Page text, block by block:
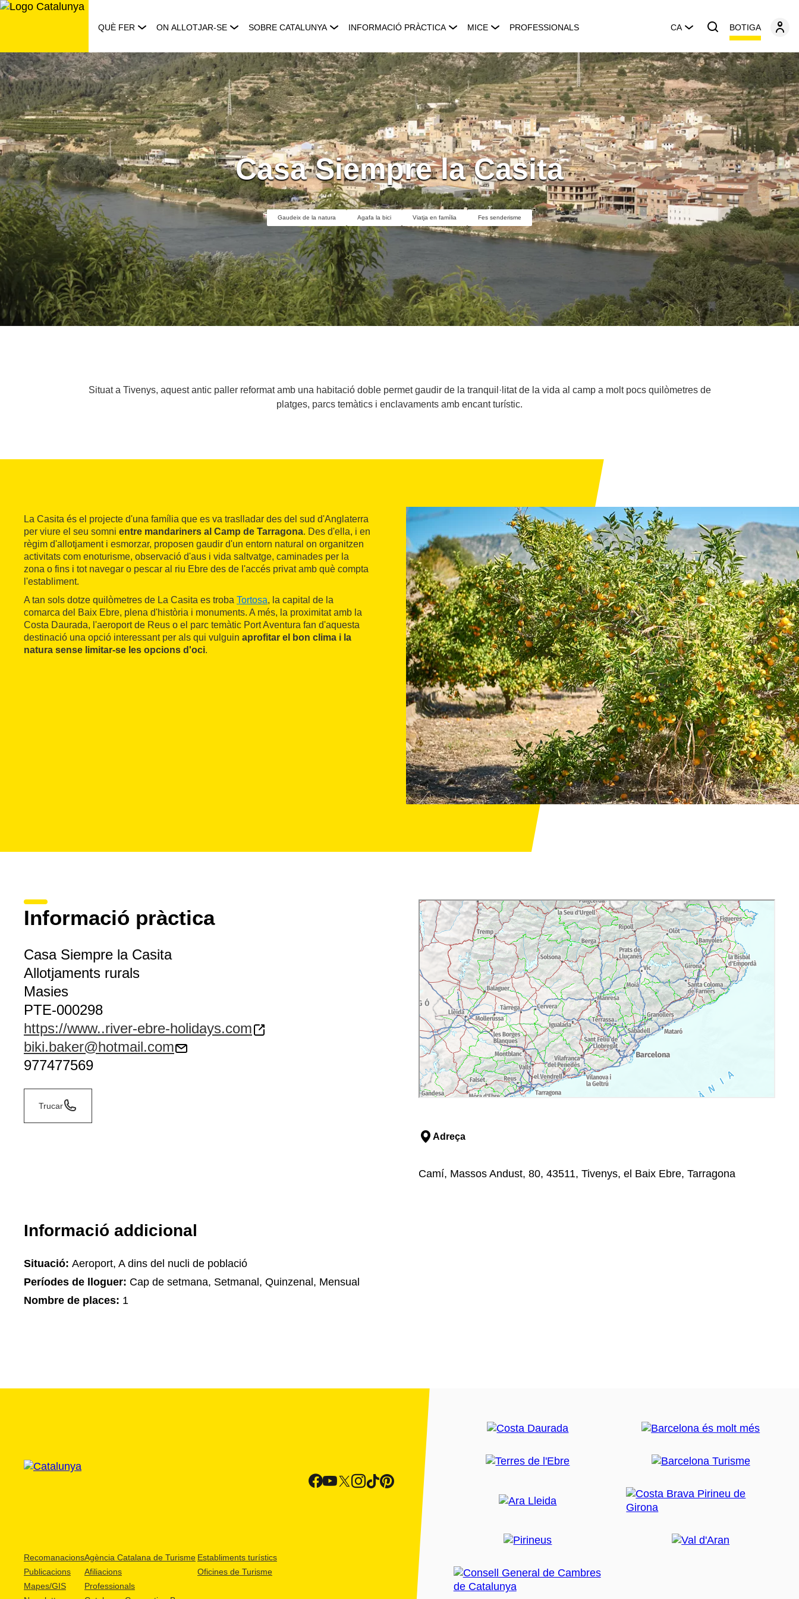
Saltar
QUÈ FER ON ALLOTJAR-SE SOBRE CATALUNYA INFORMACIÓ PRÀCTICA MICE PROFESSIONALS CA BOTIGA
Casa Siempre la Casita
Gaudeix de la natura Agafa la bici Viatja en família Fes senderisme
Situat a Tivenys, aquest antic paller reformat amb una habitació doble permet gaudir de la tranquil·litat de la vida al camp a molt pocs quilòmetres de
platges, parcs temàtics i enclavaments amb encant turístic.
La Casita és el projecte d'una família que es va traslladar des del sud d'Anglaterra
per viure el seu somni entre mandariners al Camp de Tarragona. Des d'ella, i en
règim d'allotjament i esmorzar, proposen gaudir d'un entorn natural on organitzen
activitats com enoturisme, observació d'aus i vida saltvatge, caminades per la
zona o fins i tot navegar o pescar al riu Ebre des de l'accés privat amb què compta
l'establiment.
A tan sols dotze quilòmetres de La Casita es troba Tortosa, la capital de la
comarca del Baix Ebre, plena d'història i monuments. A més, la proximitat amb la
Costa Daurada, l'aeroport de Reus o el parc temàtic Port Aventura fan d'aquesta
destinació una opció interessant per als qui vulguin aprofitar el bon clima i la
natura sense limitar-se les opcions d'oci.
Informació pràctica
Casa Siempre la Casita
Allotjaments rurals
Masies
PTE-000298
https://www..river-ebre-holidays.com
biki.baker@hotmail.com
977477569
Trucar
Adreça
Camí, Massos Andust, 80, 43511, Tivenys, el Baix Ebre, Tarragona
Informació addicional
Situació: Aeroport, A dins del nucli de població
Períodes de lloguer: Cap de setmana, Setmanal, Quinzenal, Mensual
Nombre de places: 1
Recomanacions
Publicacions
Mapes/GIS
Agència Catalana de Turisme
Afiliacions
Professionals
Establiments turístics
Oficines de Turisme